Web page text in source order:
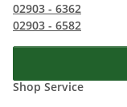
02903 - 6362
02903 - 6582
Shop Service